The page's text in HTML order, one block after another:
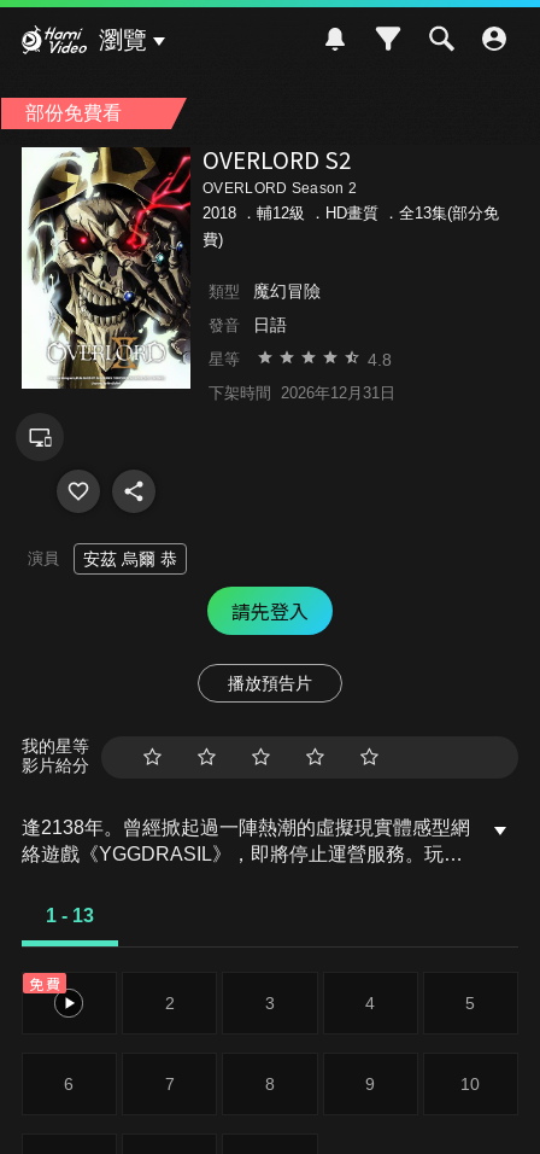
瀏覽
部份免費看
OVERLORD S2
OVERLORD Season 2
2018 ． 輔12級
．HD畫質 ．全13集(部分免
費)
類型 魔幻冒險
發音 日語
星等 4.8
下架時間 2026年12月31日
演員 安茲 烏爾 恭
請先登入
播放預告片
我的星等
影片給分
逢2138年。曾經掀起過一陣熱潮的虛擬現實體感型網
絡遊戲《YGGDRASIL》，即將停止運營服務。玩家
納薩力克地下大墳墓中，獨自一人靜靜地等待那一刻
紛紛開始行動，並且納薩力克的外面出現了一片過去
從未見過的異世界。
1 - 13
免費
1 2 3 4 5
6 7 8 9 10